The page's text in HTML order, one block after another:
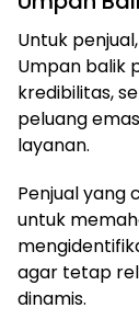
Untuk
Umpan balik
kredibilitas,
peluang
layanan.
Penjual yang
untuk
agar tetap
dinamis.